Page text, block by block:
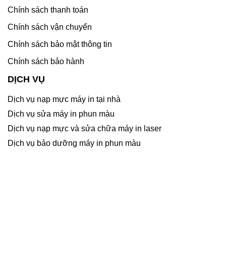
Chính sách thanh toán
Chính sách vận chuyển
Chính sách bảo mật thông tin
Chính sách bảo hành
DỊCH VỤ
Dịch vụ nạp mực máy in tại nhà
Dịch vụ sửa máy in phun màu
Dịch vụ nạp mực và sửa chữa máy in laser
Dịch vụ bảo dưỡng máy in phun màu